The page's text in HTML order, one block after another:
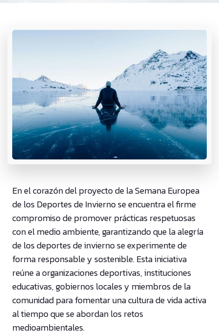
En el corazón del proyecto de la Semana Europea
de los Deportes de Invierno se encuentra el firme
compromiso de promover prácticas respetuosas
con el medio ambiente, garantizando que la alegría
de los deportes de invierno se experimente de
forma responsable y sostenible. Esta iniciativa
reúne a organizaciones deportivas, instituciones
educativas, gobiernos locales y miembros de la
comunidad para fomentar una cultura de vida activa
al tiempo que se abordan los retos
medioambientales.